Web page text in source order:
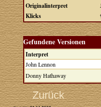
Originalinterpret
Klicks
Gefundene Versionen
Interpret
John Lennon
Donny Hathaway
Zurück